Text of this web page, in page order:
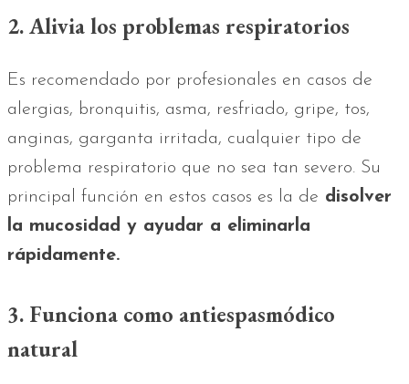
2. Alivia los problemas respiratorios
Es recomendado por profesionales en casos de
alergias, bronquitis, asma, resfriado, gripe, tos,
anginas, garganta irritada, cualquier tipo de
problema respiratorio que no sea tan severo. Su
principal función en estos casos es la de disolver
la mucosidad y ayudar a eliminarla
rápidamente.
3. Funciona como antiespasmódico
natural